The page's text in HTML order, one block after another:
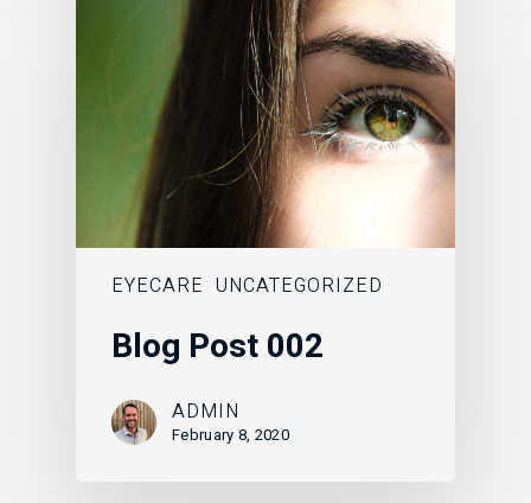
EYECARE UNCATEGORIZED
Blog Post 002
ADMIN
February 8, 2020